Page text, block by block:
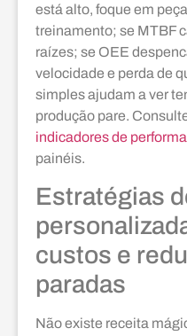
está alto, foque em
treinamento; se MTBF
raízes; se OEE
velocidade e perda de
simples ajudam a ver
produção pare.
indicadores de
painéis.
Estratégias
custos e
paradas
Não existe receita